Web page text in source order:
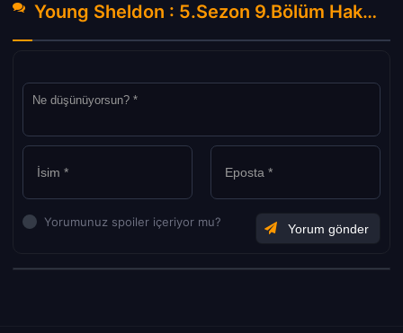
Young Sheldon : 5.Sezon 9.Bölüm Hakkında Yorumlar
Yorumunuz spoiler içeriyor mu?